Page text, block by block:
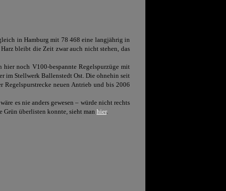
in Hamburg mit 78 468 eine langjährig in
bleibt die Zeit zwar auch nicht stehen, das
hier noch V100-bespannte Regelspurzüge mit
im Stellwerk Ballenstedt Ost. Die ohnehin seit
neuen Antrieb und bis 2006
es nie anders gewesen – würde nicht rechts
Grün überlisten konnte, sieht man hier.